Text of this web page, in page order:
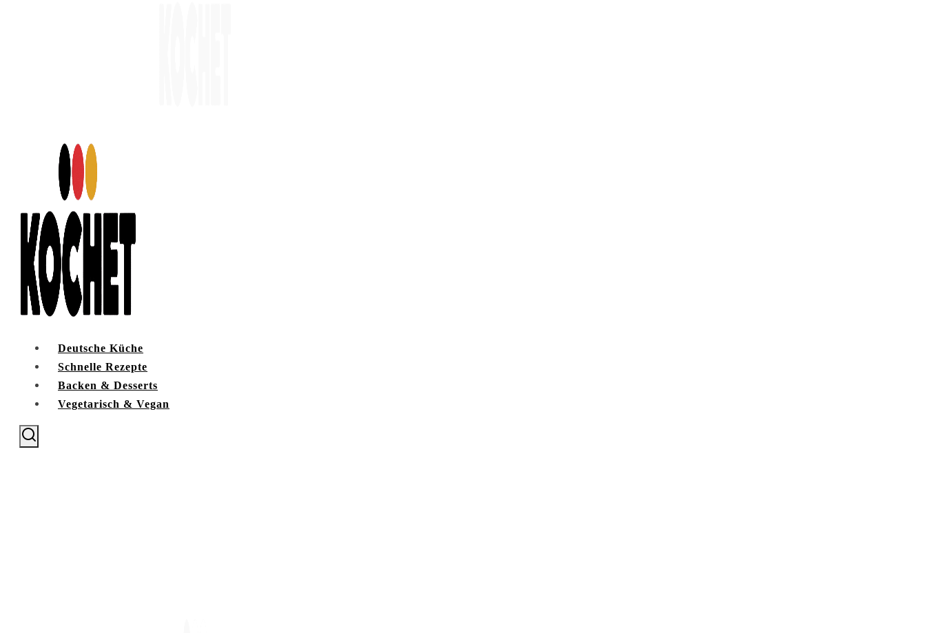
Deutsche Küche
Schnelle Rezepte
Backen & Desserts
Vegetarisch & Vegan